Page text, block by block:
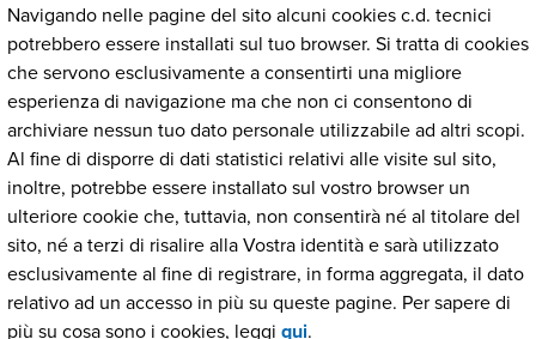
Navigando nelle pagine del sito alcuni cookies c.d. tecnici
potrebbero essere installati sul tuo browser. Si tratta di cookies
che servono esclusivamente a consentirti una migliore
esperienza di navigazione ma che non ci consentono di
archiviare nessun tuo dato personale utilizzabile ad altri scopi.
Al fine di disporre di dati statistici relativi alle visite sul sito,
inoltre, potrebbe essere installato sul vostro browser un
ulteriore cookie che, tuttavia, non consentirà né al titolare del
sito, né a terzi di risalire alla Vostra identità e sarà utilizzato
esclusivamente al fine di registrare, in forma aggregata, il dato
relativo ad un accesso in più su queste pagine. Per sapere di
più su cosa sono i cookies, leggi qui.